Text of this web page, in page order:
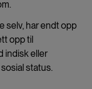
selv, har endt opp
opp til
indisk eller
status.